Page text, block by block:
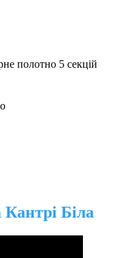
полотно 5 секцій
Біла